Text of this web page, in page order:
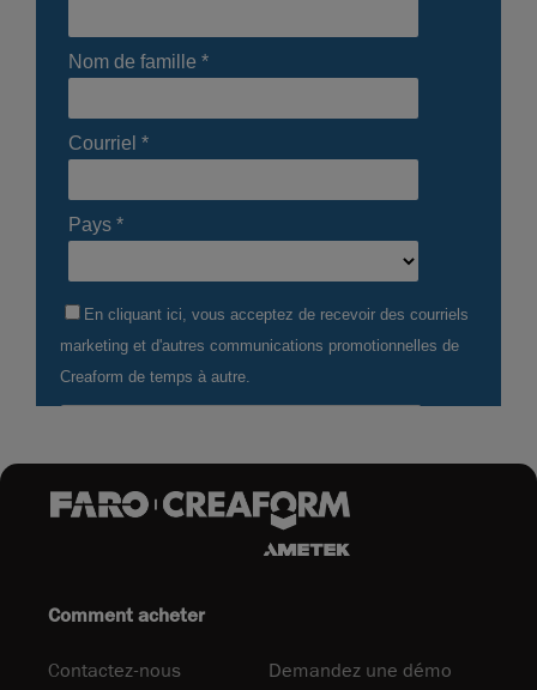
Comment acheter
Contactez-nous Demandez une démo